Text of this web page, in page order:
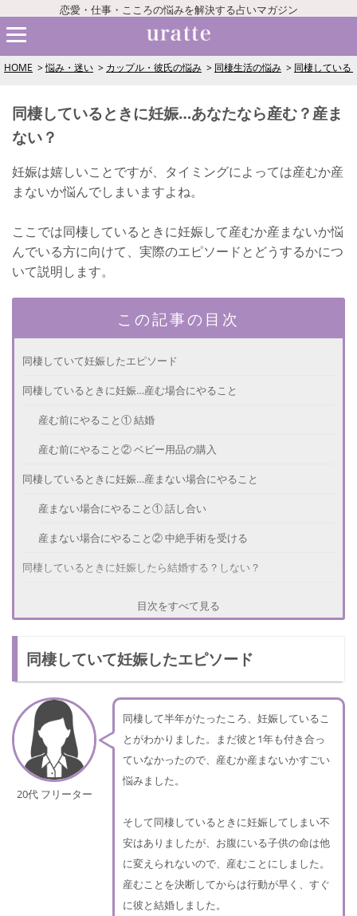
恋愛・仕事・こころの悩みを解決する占いマガジン
HOME 悩み・迷い カップル・彼氏の悩み 同棲生活の悩み 同棲している
同棲しているときに妊娠…あなたなら産む？産ま
ない？
妊娠は嬉しいことですが、タイミングによっては産むか産
まないか悩んでしまいますよね。
ここでは同棲しているときに妊娠して産むか産まないか悩
んでいる方に向けて、実際のエピソードとどうするかにつ
いて説明します。
この記事の目次
同棲していて妊娠したエピソード
同棲しているときに妊娠…産む場合にやること
産む前にやること① 結婚
産む前にやること② ベビー用品の購入
同棲しているときに妊娠…産まない場合にやること
産まない場合にやること① 話し合い
産まない場合にやること② 中絶手術を受ける
同棲しているときに妊娠したら結婚する？しない？
目次をすべて見る
同棲していて妊娠したエピソード
20代 フリーター
同棲して半年がたったころ、妊娠しているこ
とがわかりました。まだ彼と1年も付き合っ
ていなかったので、産むか産まないかすごい
悩みました。
そして同棲しているときに妊娠してしまい不
安はありましたが、お腹にいる子供の命は他
に変えられないので、産むことにしました。
産むことを決断してからは行動が早く、すぐ
に彼と結婚しました。